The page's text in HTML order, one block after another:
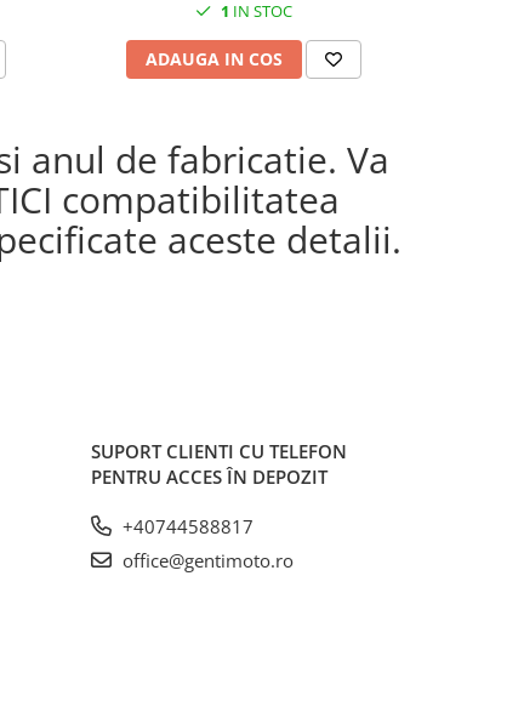
1 IN STOC
ADAUGA IN COS
anul de fabricatie. Va
compatibilitatea
aceste detalii.
SUPORT CLIENTI CU TELEFON
PENTRU ACCES ÎN DEPOZIT
+40744588817
office@gentimoto.ro